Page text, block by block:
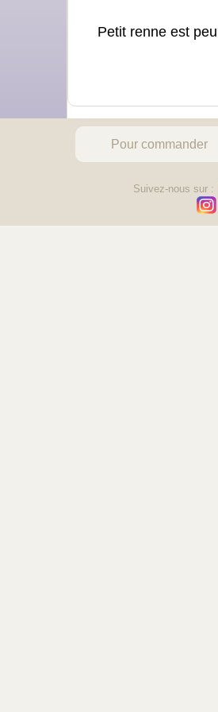
Petit renne est
Pour commander
Suivez-nous sur :